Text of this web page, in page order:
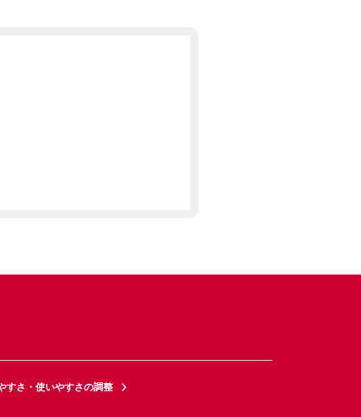
すさ・使いやすさの調整